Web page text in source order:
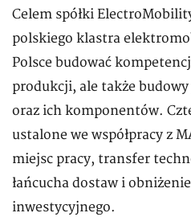
Celem spółki
polskiego klastra
Polsce budować
produkcji, ale także
oraz ich komponentów.
ustalone we współpracy z
miejsc pracy, transfer
łańcucha dostaw i
inwestycyjnego.